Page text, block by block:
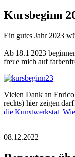
Kursbeginn
Ein gutes Jahr 2023
Ab 18.1.2023
freue mich auf
Vielen Dank an
rechts) hier zeigen
die Kunstwerkstatt
08.12.2022